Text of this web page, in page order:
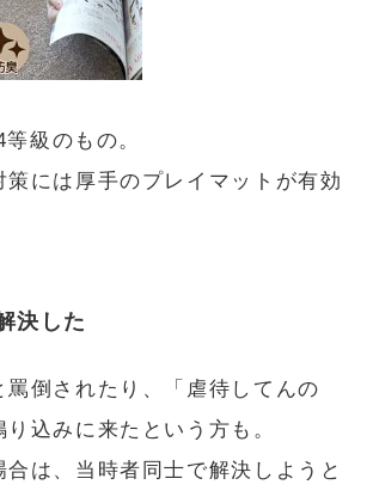
級のもの。
策には厚手のプレイマットが有効
決した
罵倒されたり、「虐待してんの
込みに来たという方も。
は、当時者同士で解決しようと